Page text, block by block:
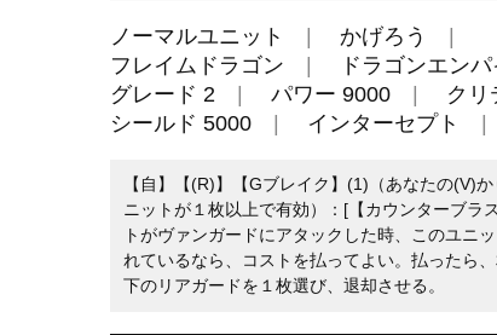
ノーマルユニット
かげろう
フレイムドラゴン
ドラゴンエン
グレード 2
パワー 9000
クリ
シールド 5000
インターセプト
【自】【(R)】【Gブレイク】(1)（あなたの(V)
ニットが１枚以上で有効）：[【カウンターブラ
トがヴァンガードにアタックした時、このユニ
れているなら、コストを払ってよい。払ったら
下のリアガードを１枚選び、退却させる。